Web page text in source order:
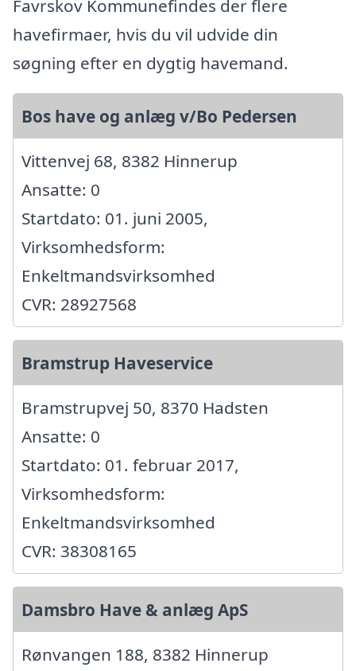
Favrskov Kommunefindes der flere
havefirmaer, hvis du vil udvide din
søgning efter en dygtig havemand.
Bos have og anlæg v/Bo Pedersen
Vittenvej 68, 8382 Hinnerup
Ansatte: 0
Startdato: 01. juni 2005,
Virksomhedsform:
Enkeltmandsvirksomhed
CVR: 28927568
Bramstrup Haveservice
Bramstrupvej 50, 8370 Hadsten
Ansatte: 0
Startdato: 01. februar 2017,
Virksomhedsform:
Enkeltmandsvirksomhed
CVR: 38308165
Damsbro Have & anlæg ApS
Rønvangen 188, 8382 Hinnerup